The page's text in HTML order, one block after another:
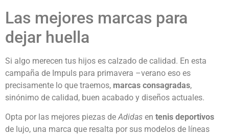
Las mejores marcas para
dejar huella
Si algo merecen tus hijos es calzado de calidad. En esta
campaña de Impuls para primavera –verano eso es
precisamente lo que traemos, marcas consagradas,
sinónimo de calidad, buen acabado y diseños actuales.
Opta por las mejores piezas deAdidas en tenis deportivos
de lujo, una marca que resalta por sus modelos de líneas